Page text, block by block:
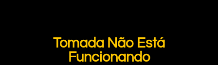
Tomada Não Está
Funcionando